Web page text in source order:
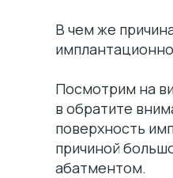
В чем же
Посмотрим на
в обратите
поверхность
причиной
абатментом.